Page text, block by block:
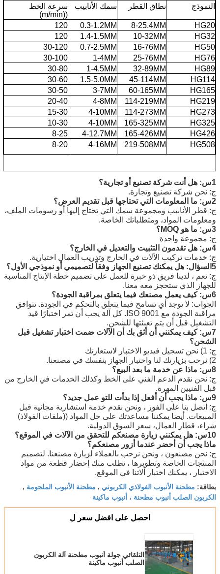
النموذج
نطاق القطر سمك الأنابيب
سرعة الخط
((m/min)
HG20
8-25.4MM
0.3-1.2MM
120
HG32
10-32MM
1.4-1.5MM
120
HG50
16-76MM
0.7-2.5MM
30-120
HG76
25-76MM
1-4MM
30-100
HG89
32-89MM
1-4.5MM
30-80
HG114
45-114MM
1.5-5.0MM
30-60
HG165
60-165MM
3-7MM
30-50
HG219
114-219MM
4-8MM
20-40
HG273
114-273MM
4-10MM
15-30
HG325
165-325MM
4-10MM
10-30
HG426
165-426MM
4-12.7MM
8-25
HG508
219-508MM
4-16MM
8-20
1س: هل أنت شركة تصنيع أو تجارية؟
ج: نحن شركة تصنيع وتجارة.
2س: ما المعلومات التي تحتاجها قبل تقديم العرض؟
ج: قطر الأنابيب ومجموعة سمك التي تحتاج إليها أو رسومات الملف،
ومعلومات المواد، ومتطلباتك الخاصة.
3س: ما هو MOQ؟
ج: مجموعة واحدة
4س: هل تقدمون التثبيت والتعديل في الخارج؟
ج: خدمات تركيب الآلات في الخارج وتدريب العمال اختيارية.
5السؤال: هل يمكنك تصنيع الجهاز وفقاً لتصميمي أو نموذجي الأول؟
ج: نعم ، لدينا فريق ذو خبرة للعمل على تصميم خطة الإنتاج المناسبة
للجهاز الذي ستحجز معه معنا.
6س: كيف يعمل مصنعك فيما يتعلق بمراقبة الجودة؟
الجواب: لا توجد أي تسامح فيما يتعلق بالتحكم في الجودة. تتوافق
مراقبة الجودة مع ISO 9001. كل آلة يجب أن تمر اختبارًا قيد
التشغيل قبل أن يتم تعبئتها للشحن.
7س: كيف يمكنني أن أثق بك أن الآلات ضمت اختبار تشغيل قبل
الشحن؟
ج: 1) نحن تسجيل فيديو الاختبار لاستعارتك
2) نرحب بزيارتك لنا واختبار الجهاز بنفسك في مصنعنا.
8س: ماذا عن خدمة ما بعد البيع؟
ج: نحن نقدم الدعم الفني على الخط وكذلك الخدمات في الخارج من
قبل الفنيين المهرة.
9س: ماذا يجب أن أفعل إذا بدأت للتو عمل جديد؟
ج: اتصل بنا على الفور ، ونحن نقدم خدمة استشارية مجانية قبل
المبيعات. أيضا يمكننا مساعدتك على حل المواد ((ملفات الفولاذ)
شراء، قطار العمال، سعر السوق الدولية.
10س: هل يمكنني زيارة مصنعكم للتحقق من الآلات في الموقع؟
ماذا يجب أن أحضر عندما أزور مصنعكم؟
ج: نحن مصنعون ، ونحن نرحب بالعملاء لزيارة مصنعنا. لتصميم
المنتجات الخاصة وتطويرها ، نطلب منك إحضار قطعة من مواد
الاختبار ، يمكنك اختبار آلاتنا في الموقع.
بطاقة: مطحنة الأنبوب الفولاذي الكربوني , مطحنة الأنبوب الملحومة ,
الكربون الصلب أنبوب مطحنة ، أنبوب ماكينة
احصل على افضل سعر ل
التلقائي جولة أنبوب مطحنة آلة الكربون
الصلب أنبوب ماكينة